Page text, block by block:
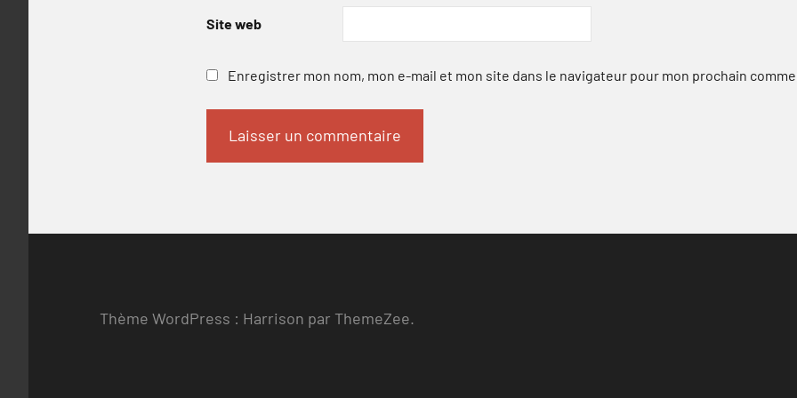
Site web
Enregistrer mon nom, mon e-mail et mon site dans le navigateur pour mon prochain
Thème WordPress : Harrison par ThemeZee.